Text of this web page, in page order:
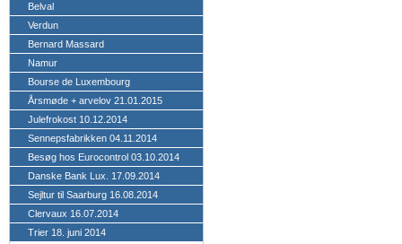
Belval
Verdun
Bernard Massard
Namur
Bourse de Luxembourg
Årsmøde + arvelov 21.01.2015
Julefrokost 10.12.2014
Sennepsfabrikken 04.11.2014
Besøg hos Eurocontrol 03.10.2014
Danske Bank Lux. 17.09.2014
Sejltur til Saarburg 16.08.2014
Clervaux 16.07.2014
Trier 18. juni 2014